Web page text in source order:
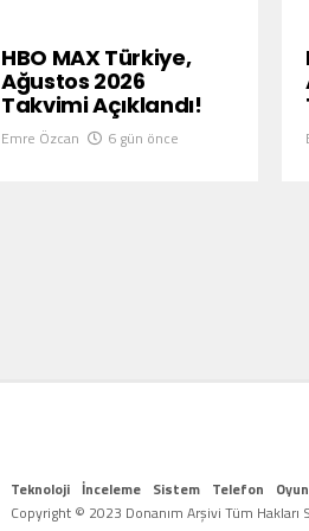
HBO MAX Türkiye,
Ağustos 2026
Takvimi Açıklandı!
Emre Özcan 6 gün önce
Teknoloji İnceleme Sistem Telefon
Oyun
Copyright © 2023 Donanım Arşivi Tüm Hakları